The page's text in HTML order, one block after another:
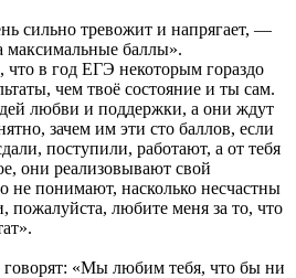
сильно тревожит и напрягает, —
максимальные баллы».
в год ЕГЭ некоторым гораздо
чем твоё состояние и ты сам.
любви и поддержки, а они ждут
зачем им эти сто баллов, если
поступили, работают, а от тебя
они реализовывают свой
не понимают, насколько несчастны
пожалуйста, любите меня за то, что
«Мы любим тебя, что бы ни